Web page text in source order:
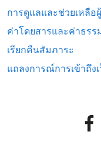
การดูแลและช่วยเหลือ
ค่าโดยสารและค่าธรร
เรียกคืนสัมภาระ
แถลงการณ์การเข้าถึง